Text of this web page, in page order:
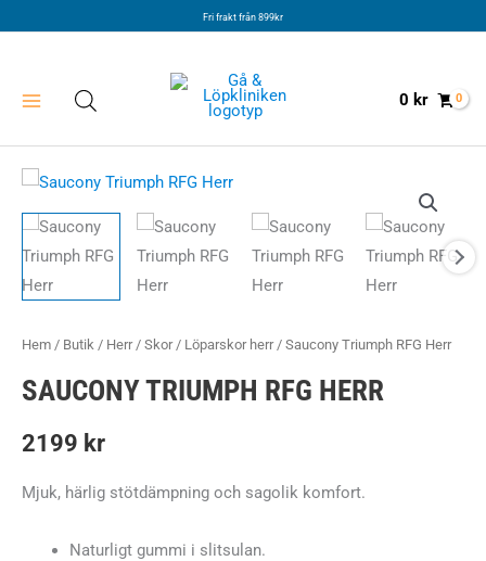
Fri frakt från 899kr
0 kr
Hem / Butik / Herr/ Skor/ Löparskor herr/ Saucony Triumph RFG Herr
SAUCONY TRIUMPH RFG HERR
2199 kr
Mjuk, härlig stötdämpning och sagolik komfort.
Naturligt gummi i slitsulan.